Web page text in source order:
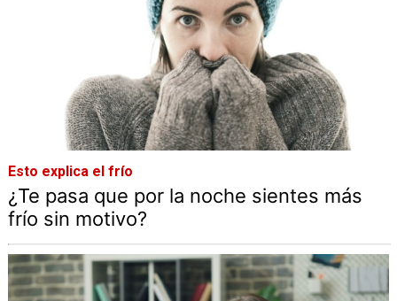
Esto explica el frío
¿Te pasa que por la noche sientes más
frío sin motivo?